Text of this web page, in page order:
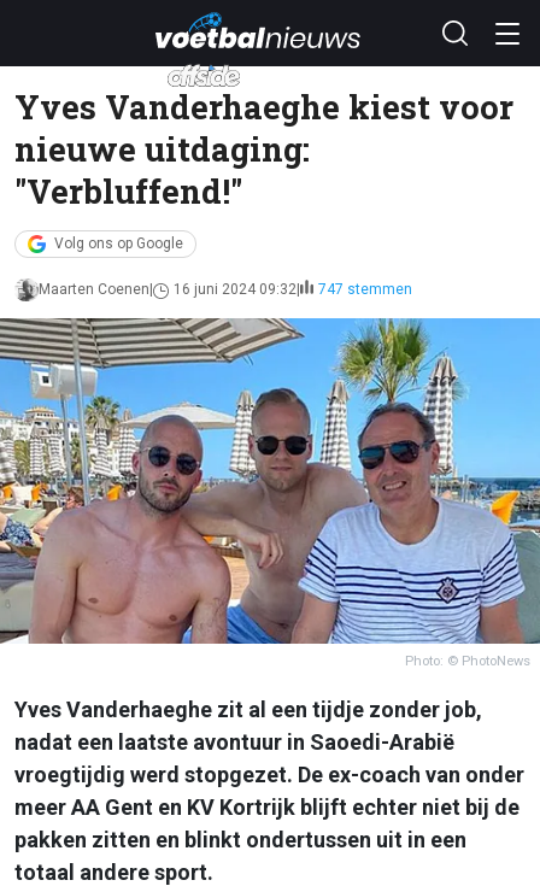
Yves Vanderhaeghe kiest voor
nieuwe uitdaging:
"Verbluffend!"
Volg ons op Google
Maarten Coenen 16 juni 2024 09:32 747 stemmen
Photo: © PhotoNews
Yves Vanderhaeghe zit al een tijdje zonder job,
nadat een laatste avontuur in Saoedi-Arabië
vroegtijdig werd stopgezet. De ex-coach van onder
meer AA Gent en KV Kortrijk blijft echter niet bij de
pakken zitten en blinkt ondertussen uit in een
totaal andere sport.